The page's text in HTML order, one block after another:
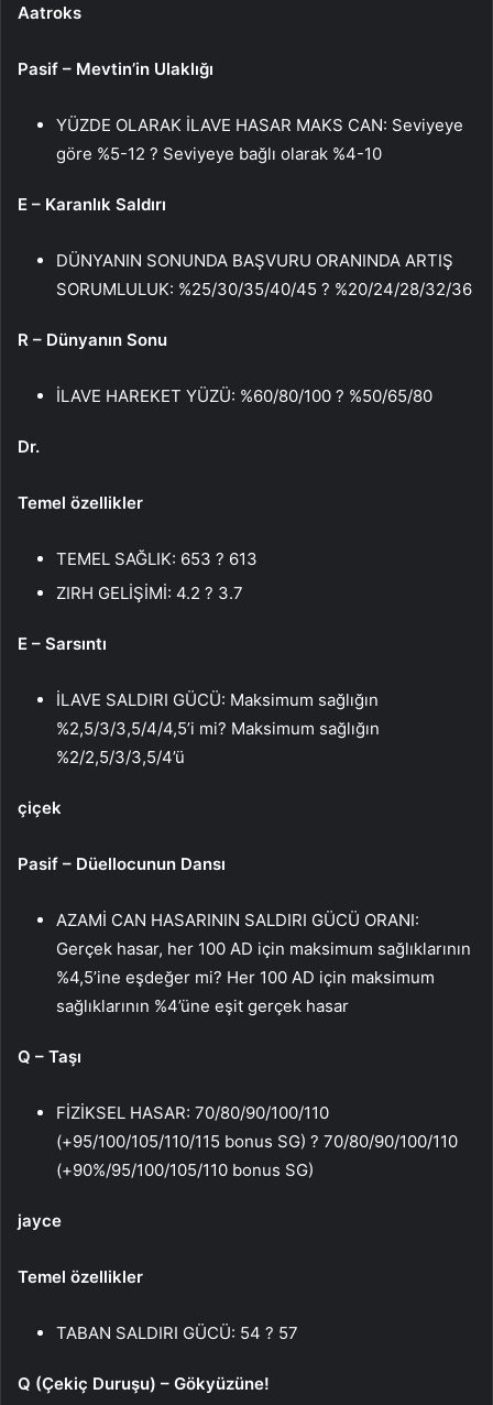
Aatroks
Pasif – Mevtin’in Ulaklığı
YÜZDE OLARAK İLAVE HASAR MAKS CAN: Seviyeye
göre %5-12 ? Seviyeye bağlı olarak %4-10
E – Karanlık Saldırı
DÜNYANIN SONUNDA BAŞVURU ORANINDA ARTIŞ
SORUMLULUK: %25/30/35/40/45 ? %20/24/28/32/36
R – Dünyanın Sonu
İLAVE HAREKET YÜZÜ: %60/80/100 ? %50/65/80
Dr.
Temel özellikler
TEMEL SAĞLIK: 653 ? 613
ZIRH GELİŞİMİ: 4.2 ? 3.7
E – Sarsıntı
İLAVE SALDIRI GÜCÜ: Maksimum sağlığın
%2,5/3/3,5/4/4,5’i mi? Maksimum sağlığın
%2/2,5/3/3,5/4’ü
çiçek
Pasif – Düellocunun Dansı
AZAMİ CAN HASARININ SALDIRI GÜCÜ ORANI:
Gerçek hasar, her 100 AD için maksimum sağlıklarının
%4,5’ine eşdeğer mi? Her 100 AD için maksimum
sağlıklarının %4’üne eşit gerçek hasar
Q – Taşı
FİZİKSEL HASAR: 70/80/90/100/110
(+95/100/105/110/115 bonus SG) ? 70/80/90/100/110
(+90%/95/100/105/110 bonus SG)
jayce
Temel özellikler
TABAN SALDIRI GÜCÜ: 54 ? 57
Q (Çekiç Duruşu) – Gökyüzüne!